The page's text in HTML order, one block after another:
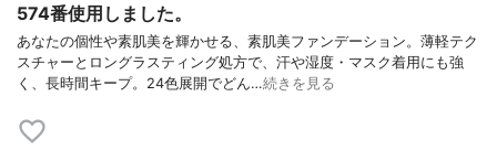
574番使用しました。
あなたの個性や素肌美を輝かせる、素肌美ファンデーション。薄軽テク
スチャーとロングラスティング処方で、汗や湿度・マスク着用にも強
く、長時間キープ。24色展開でどん…続きを見る